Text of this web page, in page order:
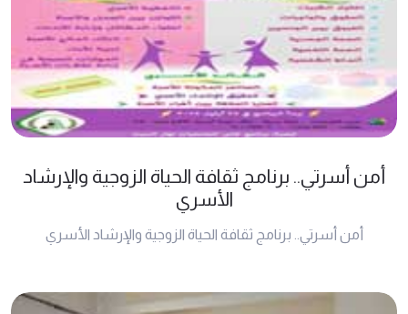
أمن أسرتي.. برنامج ثقافة الحياة الزوجية والإرشاد
الأسري
أمن أسرتي.. برنامج ثقافة الحياة الزوجية والإرشاد الأسري